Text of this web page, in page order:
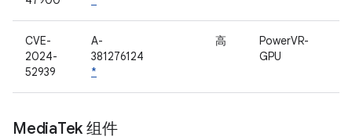
CVE-
2024-
52939
A-
381276124
*
高
PowerVR-
GPU
MediaTek 组件